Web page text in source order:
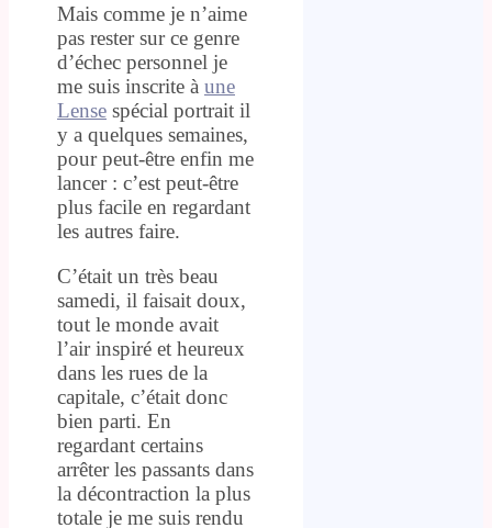
Mais comme je n’aime
pas rester sur ce genre
d’échec personnel je
me suis inscrite à une
Lense spécial portrait il
y a quelques semaines,
pour peut-être enfin me
lancer : c’est peut-être
plus facile en regardant
les autres faire.
C’était un très beau
samedi, il faisait doux,
tout le monde avait
l’air inspiré et heureux
dans les rues de la
capitale, c’était donc
bien parti. En
regardant certains
arrêter les passants dans
la décontraction la plus
totale je me suis rendu